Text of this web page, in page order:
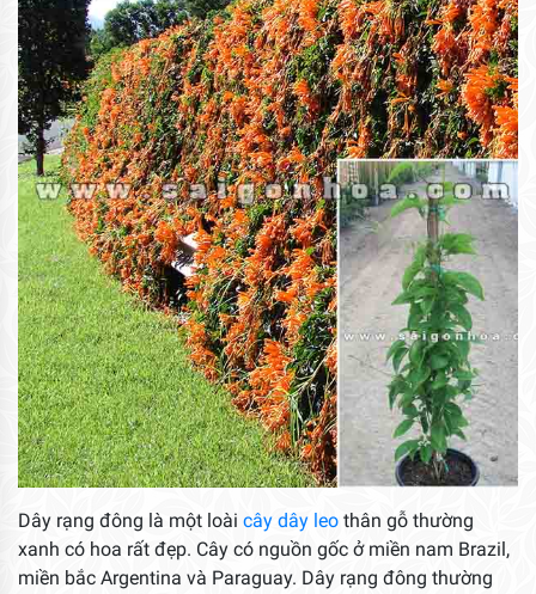
Dây rạng đông là một loài cây dây leo thân gỗ thường
xanh có hoa rất đẹp. Cây có nguồn gốc ở miền nam Brazil,
miền bắc Argentina và Paraguay. Dây rạng đông thường